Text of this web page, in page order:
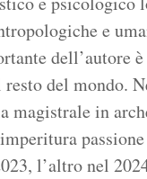
e
dell’autore
del mondo.
magistrale in
l’altro nel